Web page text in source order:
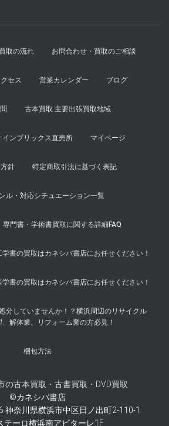
買取の流れ お問合わせ・買取のご相談
セス 営業カレンダー ブログ
古本買取 主要出張買取地域
ンブリックス直売所 マイページ
針 特定商取引法に基づく表記
ル・対応シチュエーション一覧
専門書・学術書買取に関する詳細FAQ
書の買取はカネシバ書店にお任せください！
書の買取はカネシバ書店にお任せください！
分していませんか！？横浜周辺のリサイクル
解体業、リフォーム業の方必見！
梱包方法
の古本買取・古書買取・DVD買取
©カネシバ書店
神奈川県横浜市中区日ノ出町2-110-1
テーロ横浜南アビターレ1F